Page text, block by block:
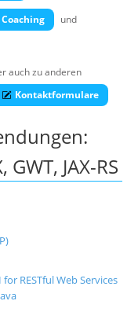
Coaching und
auch zu anderen
Kontaktformulare
GWT, JAX-RS
for RESTful Web Services